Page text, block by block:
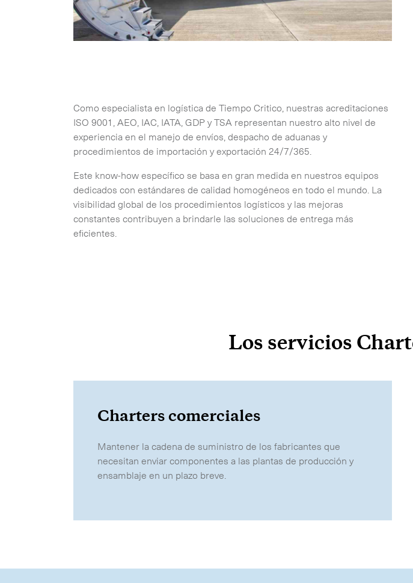
Como especialista en logística de Tiempo Critico, nuestras acreditaciones
ISO 9001, AEO, IAC, IATA, GDP y TSA representan nuestro alto nivel de
experiencia en el manejo de envíos, despacho de aduanas y
procedimientos de importación y exportación 24/7/365.
Este know-how específico se basa en gran medida en nuestros equipos
dedicados con estándares de calidad homogéneos en todo el mundo. La
visibilidad global de los procedimientos logísticos y las mejoras
constantes contribuyen a brindarle las soluciones de entrega más
eficientes.
Los servicios
Charters comerciales
Mantener la cadena de suministro de los fabricantes que
necesitan enviar componentes a las plantas de producción y
ensamblaje en un plazo breve.
Nuestros servicios
Mail / Fulfillment